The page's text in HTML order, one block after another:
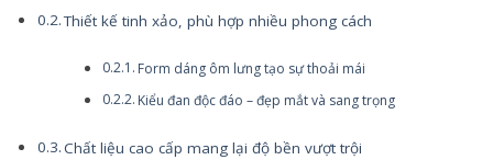
Thiết kế tinh xảo, phù hợp nhiều phong cách
Form dáng ôm lưng tạo sự thoải mái
Kiểu đan độc đáo – đẹp mắt và sang trọng
Chất liệu cao cấp mang lại độ bền vượt trội